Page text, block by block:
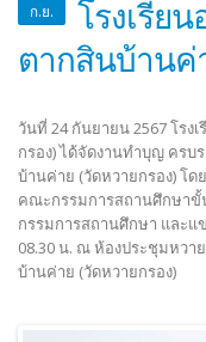
ก.ย.
โรงเรีย
ตากสินบ้านค่
วันที่ 24 กันยายน 2567 โร
กรอง) ได้จัดงานทำบุญ ครบ
บ้านค่าย (วัดหวายกรอง) โ
คณะกรรมการสถานศึกษา
กรรมการสถานศึกษา และแ
08.30 น. ณ ห้องประชุมหวา
บ้านค่าย (วัดหวายกรอง)